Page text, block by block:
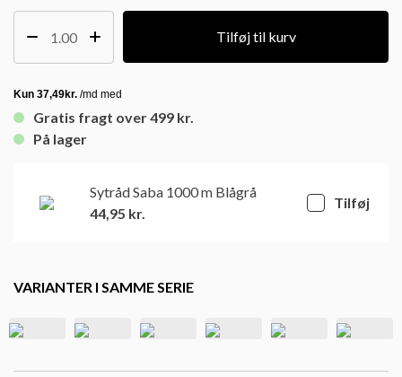
Tilføj til kurv
Gratis fragt over 499 kr.
På lager
Sytråd Saba 1000 m Blågrå
44,95 kr.
Tilføj
VARIANTER I SAMME SERIE